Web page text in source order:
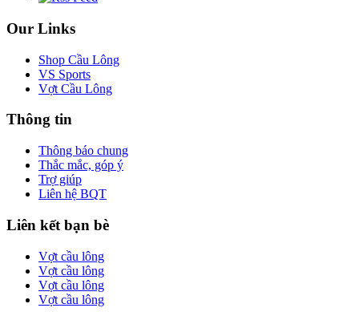
Our Links
Shop Cầu Lông
VS Sports
Vợt Cầu Lông
Thông tin
Thông báo chung
Thắc mắc, góp ý
Trợ giúp
Liên hệ BQT
Liên kết bạn bè
Vợt cầu lông
Vợt cầu lông
Vợt cầu lông
Vợt cầu lông